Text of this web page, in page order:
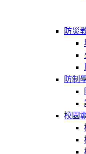
防災
防制
校園